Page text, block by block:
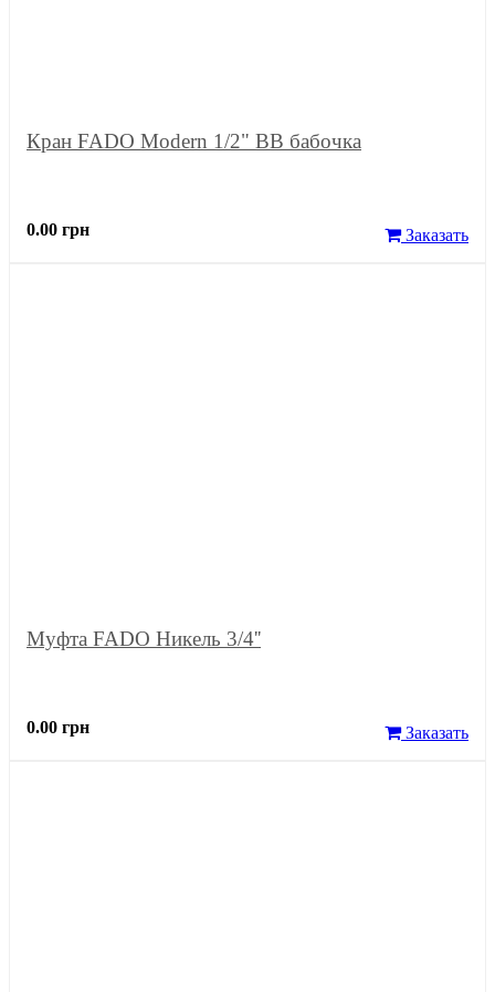
Кран FADO Modern 1/2" ВВ бабочка
0.00 грн Заказать
Муфта FADO Никель 3/4''
0.00 грн Заказать